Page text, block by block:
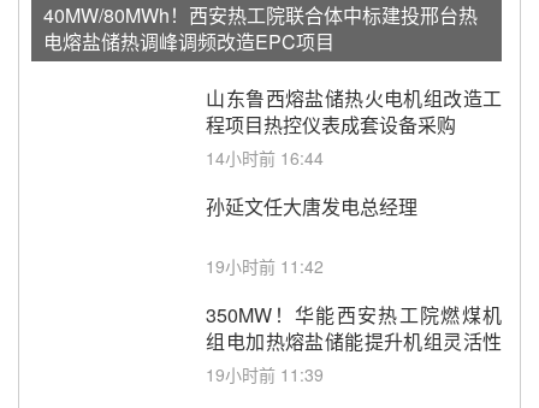
40MW/80MWh！西安热工院联合体中标建投邢台热
电熔盐储热调峰调频改造EPC项目
山东鲁西熔盐储热火电机组改造工
程项目热控仪表成套设备采购
14小时前 16:44
孙延文任大唐发电总经理
19小时前 11:42
350MW！华能西安热工院燃煤机
组电加热熔盐储能提升机组灵活性
改造项目初步设计第三方评审服务
19小时前 11:39